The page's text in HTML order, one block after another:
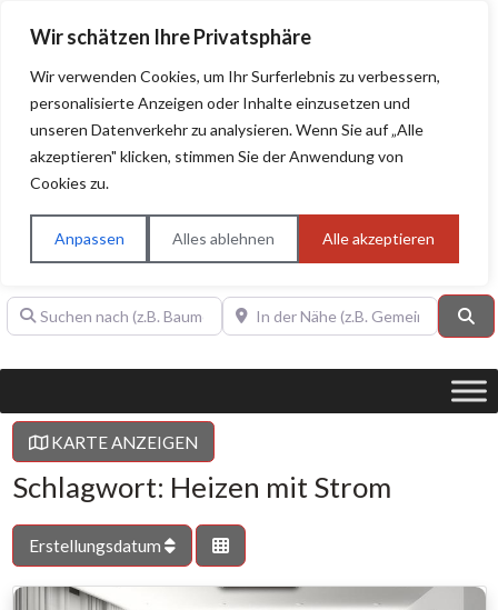
Wir schätzen Ihre Privatsphäre
Wir verwenden Cookies, um Ihr Surferlebnis zu verbessern,
personalisierte Anzeigen oder Inhalte einzusetzen und
unseren Datenverkehr zu analysieren. Wenn Sie auf „Alle
akzeptieren" klicken, stimmen Sie der Anwendung von
Cookies zu.
Anpassen Alles ablehnen Alle akzeptieren
BAUHERRENHILFE.orgQualitätssiegel!
Sie finden hier nur Qualitätsbetriebe, die mit dem DIAMANT,
PLATIN, GOLD, SILBER, ANWÄRTER "Bauherrenhilfe.org-
Qualitätssiegel" ausgezeichnet sind.
Suchen nach (z.B. Baumeister oder Dachdecker)In der Nähe (z.B. Gemeinde Baden)
KARTE ANZEIGEN
Schlagwort: Heizen mit Strom
Erstellungsdatum